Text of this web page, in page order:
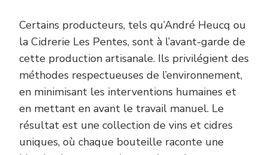
Certains producteurs, tels qu’André Heucq ou
la Cidrerie Les Pentes, sont à l’avant-garde de
cette production artisanale. Ils privilégient des
méthodes respectueuses de l’environnement,
en minimisant les interventions humaines et
en mettant en avant le travail manuel. Le
résultat est une collection de vins et cidres
uniques, où chaque bouteille raconte une